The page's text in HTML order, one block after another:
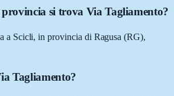
si trova Via Tagliamento?
a Scicli, in provincia di Ragusa (RG),
Tagliamento?